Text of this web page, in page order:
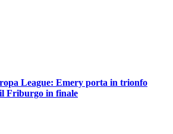
League: Emery porta in trionfo
Friburgo in finale